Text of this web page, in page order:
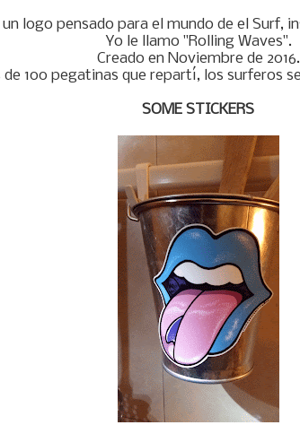
un logo pensado para el mundo de el Surf,
Yo le llamo "Rolling Waves".
Creado en Noviembre de 2016.
de 100 pegatinas que repartí, los surferos
SOME STICKERS